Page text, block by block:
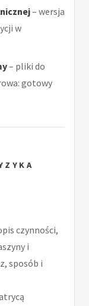
– wersja
w
– pliki do
gotowy
czynności,
i
sposób i